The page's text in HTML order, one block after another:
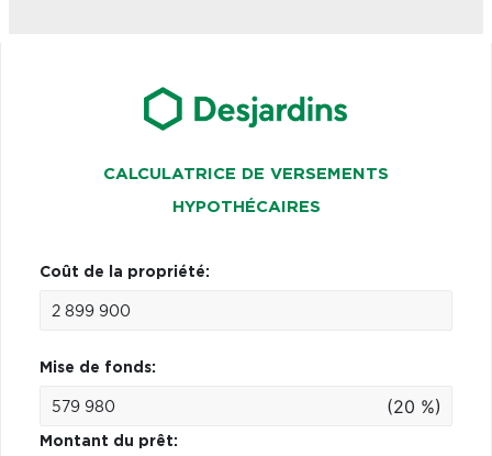
CALCULATRICE DE VERSEMENTS
HYPOTHÉCAIRES
Coût de la propriété:
Mise de fonds:
(20 %)
Montant du prêt: